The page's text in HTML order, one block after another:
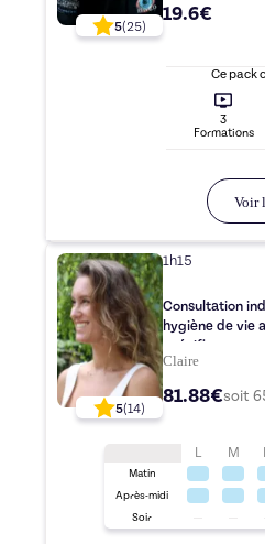
5(25)
19.6€
Ce pack
3
Formations
Voir
5(14)
1h15
Consultation
hygiène de vie
spécifiques
Claire
81.88€soit
L M
Matin
Après-midi
Soir